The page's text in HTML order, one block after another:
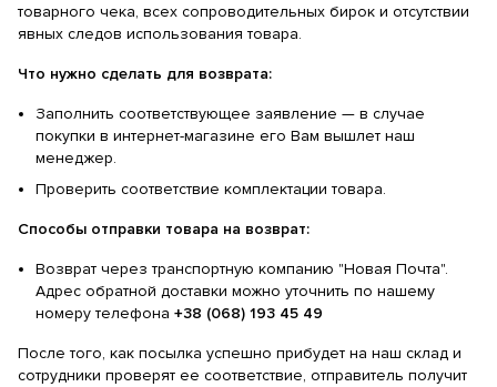
товарного чека, всех сопроводительных бирок и отсутствии
явных следов использования товара.
Что нужно сделать для возврата:
Заполнить соответствующее заявление — в случае
покупки в интернет-магазине его Вам вышлет наш
менеджер.
Проверить соответствие комплектации товара.
Способы отправки товара на возврат:
Возврат через транспортную компанию "Новая Почта".
Адрес обратной доставки можно уточнить по нашему
номеру телефона +38 (068) 193 45 49
После того, как посылка успешно прибудет на наш склад и
сотрудники проверят ее соответствие, отправитель получит